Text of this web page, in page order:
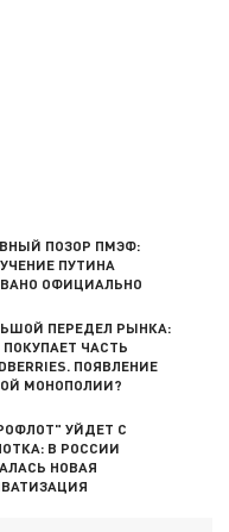
ПОЗОР ПМЭФ:
ПУТИНА
ОФИЦИАЛЬНО
ПЕРЕДЕЛ РЫНКА:
ПОКУПАЕТ ЧАСТЬ
ПОЯВЛЕНИЕ
МОНОПОЛИИ?
УЙДЕТ С
В РОССИИ
НОВАЯ